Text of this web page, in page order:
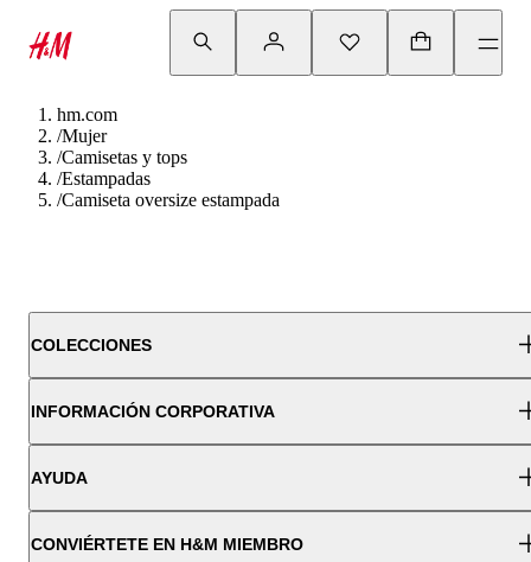
hm.com
/Mujer
/Camisetas y tops
/Estampadas
/Camiseta oversize estampada
COLECCIONES
INFORMACIÓN CORPORATIVA
AYUDA
CONVIÉRTETE EN H&M MIEMBRO